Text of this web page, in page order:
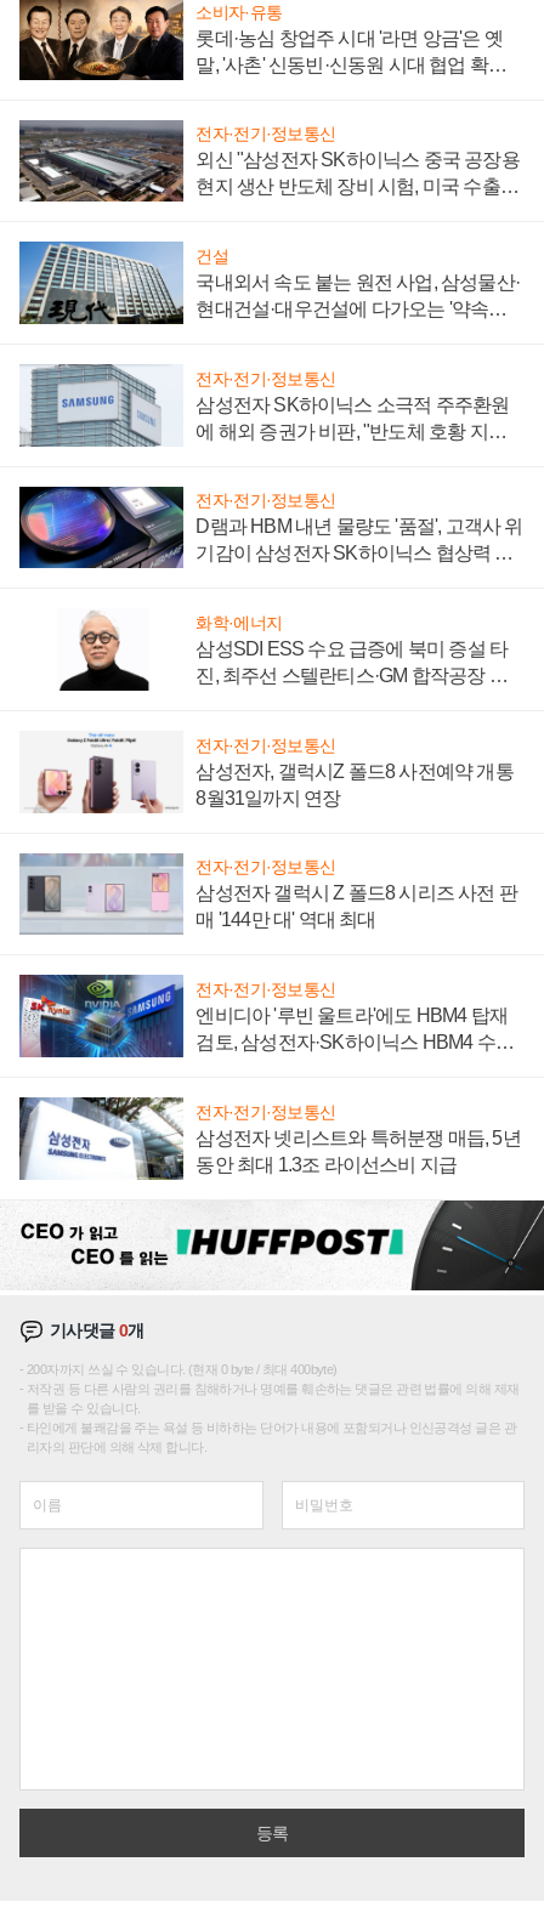
소비자·유통
롯데·농심 창업주 시대 '라면 앙금'은 옛
말, '사촌' 신동빈·신동원 시대 협업 확대
전자·전기·정보통신
외신 "삼성전자 SK하이닉스 중국 공장용
현지 생산 반도체 장비 시험, 미국 수출통
건설
국내외서 속도 붙는 원전 사업, 삼성물산·
현대건설·대우건설에 다가오는 '약속의
전자·전기·정보통신
삼성전자 SK하이닉스 소극적 주주환원
에 해외 증권가 비판, "반도체 호황 지속
전자·전기·정보통신
D램과 HBM 내년 물량도 '품절', 고객사 위
기감이 삼성전자 SK하이닉스 협상력 더
화학·에너지
삼성SDI ESS 수요 급증에 북미 증설 타
진, 최주선 스텔란티스·GM 합작공장 건
전자·전기·정보통신
삼성전자, 갤럭시Z 폴드8 사전예약 개통
8월31일까지 연장
전자·전기·정보통신
삼성전자 갤럭시 Z 폴드8 시리즈 사전 판
매 '144만 대' 역대 최대
전자·전기·정보통신
엔비디아 '루빈 울트라'에도 HBM4 탑재
검토, 삼성전자·SK하이닉스 HBM4 수율
전자·전기·정보통신
삼성전자 넷리스트와 특허분쟁 매듭, 5년
동안 최대 1.3조 라이선스비 지급
기사댓글0개
200자까지 쓰실 수 있습니다. (현재 0 byte / 최대 400byte)
저작권 등 다른 사람의 권리를 침해하거나 명예를 훼손하는 댓글은 관련 법률에 의해 제재
를 받을 수 있습니다.
타인에게 불쾌감을 주는 욕설 등 비하하는 단어가 내용에 포함되거나 인신공격성 글은 관
리자의 판단에 의해 삭제 합니다.